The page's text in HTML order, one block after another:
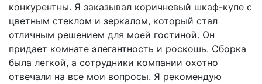
конкурентны. Я заказывал коричневый шкаф-купе с
цветным стеклом и зеркалом, который стал
отличным решением для моей гостиной. Он
придает комнате элегантность и роскошь. Сборка
была легкой, а сотрудники компании охотно
отвечали на все мои вопросы. Я рекомендую